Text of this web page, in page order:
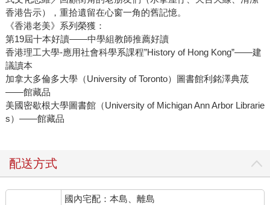
香港告示），重拾遺留在心窗一角的舊記憶。
《香港老美》系列榮獲：
第19屆十本好讀——中學組教師推薦好讀
香港理工大學-應用社會科學系課程”History of Hong Kong”——建
議讀本
加拿大多倫多大學（University of Toronto）圖書館利銘澤典荿
——館藏品
美國密歇根大學圖書館（University of Michigan Ann Arbor Librarie
s）——館藏品
配送方式
國內宅配：本島、離島